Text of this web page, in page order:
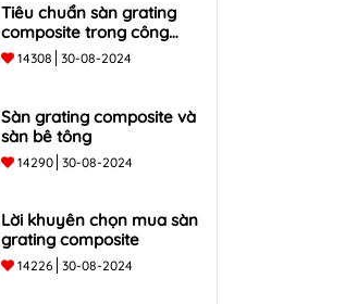
Tiêu chuẩn sàn grating
composite trong công
nghiệp
14308 30-08-2024
Sàn grating composite và
sàn bê tông
14290 30-08-2024
Lời khuyên chọn mua sàn
grating composite
14226 30-08-2024